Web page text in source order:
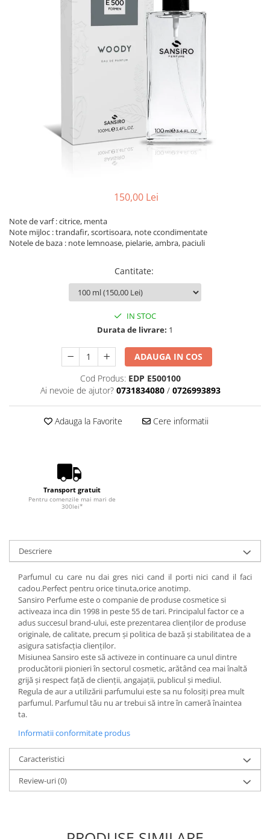
150,00 Lei
Note de varf : citrice, menta
Note mijloc : trandafir, scortisoara, note ccondimentate
Notele de baza : note lemnoase, pielarie, ambra, paciuli
Cantitate:
IN STOC
Durata de livrare: 1
ADAUGA IN COS
Cod Produs: EDP E500100
Ai nevoie de ajutor? 0731834080 / 0726993893
Adauga la Favorite Cere informatii
Transport gratuit
Pentru comenzile mai mari de
300lei*
Descriere
Parfumul cu care nu dai gres nici cand il porti nici cand il faci
cadou.Perfect pentru orice tinuta,orice anotimp.
Sansiro Perfume este o companie de produse cosmetice si
activeaza inca din 1998 in peste 55 de tari. Principalul factor ce a
adus succesul brand-ului, este prezentarea clienților de produse
originale, de calitate, precum și politica de bază și stabilitatea de a
asigura satisfacția clienților.
Misiunea Sansiro este să activeze in continuare ca unul dintre
producătorii pionieri în sectorul cosmetic, arătând cea mai înaltă
grijă și respect față de clienții, angajații, publicul și mediul.
Regula de aur a utilizării parfumului este sa nu folosiți prea mult
parfumul. Parfumul tău nu ar trebui să intre în cameră înaintea
ta.
Informatii conformitate produs
Caracteristici
Review-uri(0)